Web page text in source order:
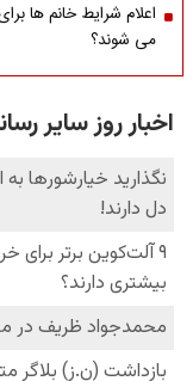
اعلام شرایط خانم ها
می شوند؟